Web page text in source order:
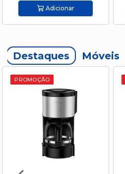
Adicionar
Destaques Móveis
PROMOÇÃO